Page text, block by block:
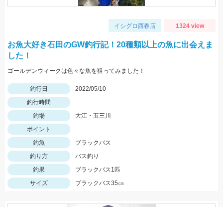
イシグロ西春店 1324 view
お魚大好き石田のGW釣行記！20種類以上の魚に出会えま
した！
ゴールデンウィークは色々な魚を狙ってみました！
釣行日
2022/05/10
釣行時間
釣場
大江・五三川
ポイント
釣魚
ブラックバス
釣り方
バス釣り
釣果
ブラックバス1匹
サイズ
ブラックバス35㎝